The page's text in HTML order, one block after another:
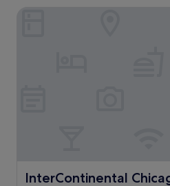
InterContinental
InterContinental Chicago
InterContinental Chicago